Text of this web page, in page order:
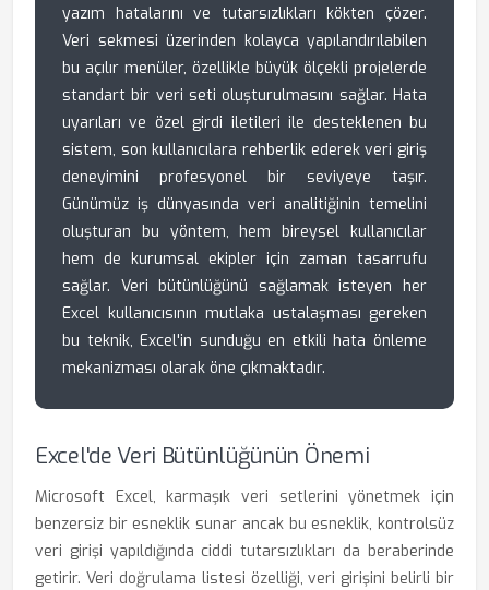
yazım hatalarını ve tutarsızlıkları kökten çözer.
Veri sekmesi üzerinden kolayca yapılandırılabilen
bu açılır menüler, özellikle büyük ölçekli projelerde
standart bir veri seti oluşturulmasını sağlar. Hata
uyarıları ve özel girdi iletileri ile desteklenen bu
sistem, son kullanıcılara rehberlik ederek veri giriş
deneyimini profesyonel bir seviyeye taşır.
Günümüz iş dünyasında veri analitiğinin temelini
oluşturan bu yöntem, hem bireysel kullanıcılar
hem de kurumsal ekipler için zaman tasarrufu
sağlar. Veri bütünlüğünü sağlamak isteyen her
Excel kullanıcısının mutlaka ustalaşması gereken
bu teknik, Excel'in sunduğu en etkili hata önleme
mekanizması olarak öne çıkmaktadır.
Excel'de Veri Bütünlüğünün Önemi
Microsoft Excel, karmaşık veri setlerini yönetmek için
benzersiz bir esneklik sunar ancak bu esneklik, kontrolsüz
veri girişi yapıldığında ciddi tutarsızlıkları da beraberinde
getirir. Veri doğrulama listesi özelliği, veri girişini belirli bir